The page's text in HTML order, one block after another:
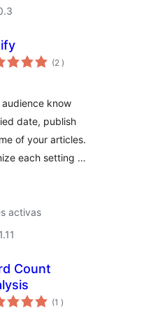
(2 classificações
)
know
date, publish
of your articles.
each setting …
activas
Count
(1 classificações
)